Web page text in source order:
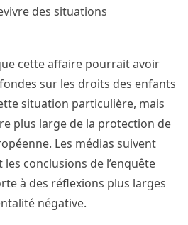
des situations
cette affaire pourrait avoir
sur les droits des enfants
situation particulière, mais
plus large de la protection de
Les médias suivent
conclusions de l’enquête
à des réflexions plus larges
négative.